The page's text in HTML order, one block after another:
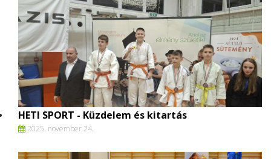
HETI SPORT - Küzdelem és kitartás
2025. november 24.